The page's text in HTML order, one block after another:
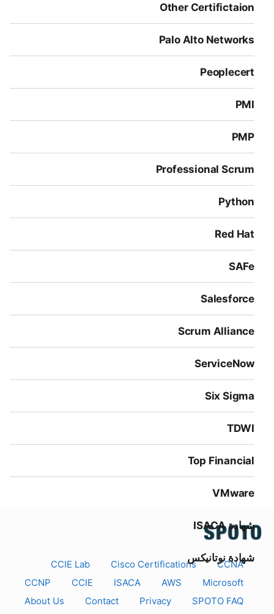
Other Certifictaion
Palo Alto Networks
Peoplecert
PMI
PMP
Professional Scrum
Python
Red Hat
SAFe
Salesforce
Scrum Alliance
ServiceNow
Six Sigma
TDWI
Top Financial
VMware
شهادة ISACA
شهادة نوتانيكس
CCIE Lab Cisco Certifications
CCNA
CCNP
CCIE ISACA AWS
Microsoft
About Us
Contact Privacy
SPOTO FAQ